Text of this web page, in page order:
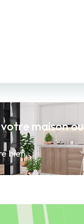
maison ou
bien.